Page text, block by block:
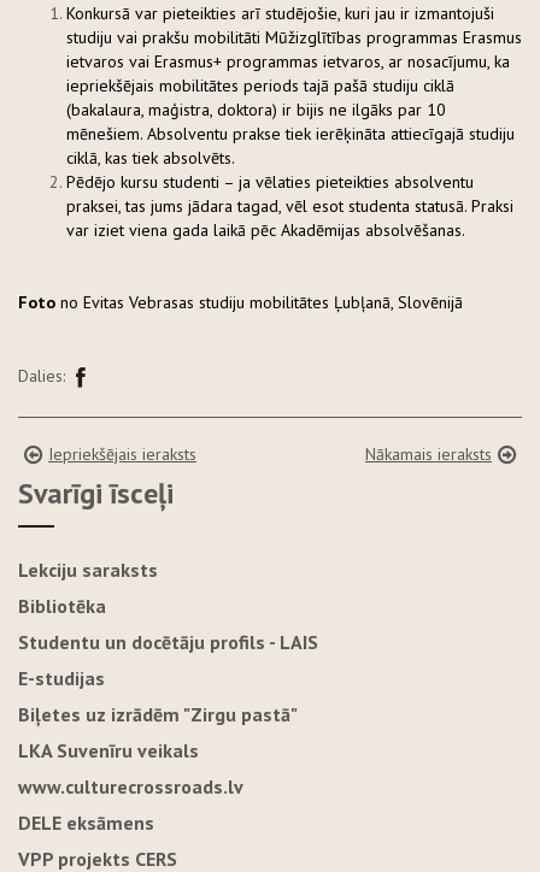
Konkursā var pieteikties arī studējošie, kuri jau ir izmantojuši
studiju vai prakšu mobilitāti Mūžizglītības programmas Erasmus
ietvaros vai Erasmus+ programmas ietvaros, ar nosacījumu, ka
iepriekšējais mobilitātes periods tajā pašā studiju ciklā
(bakalaura, maģistra, doktora) ir bijis ne ilgāks par 10
mēnešiem. Absolventu prakse tiek ierēķināta attiecīgajā studiju
ciklā, kas tiek absolvēts.
Pēdējo kursu studenti – ja vēlaties pieteikties absolventu
praksei, tas jums jādara tagad, vēl esot studenta statusā. Praksi
var iziet viena gada laikā pēc Akadēmijas absolvēšanas.
Foto no Evitas Vebrasas studiju mobilitātes Ļubļanā, Slovēnijā
Dalies:
Iepriekšējais ieraksts Nākamais ieraksts
Svarīgi īsceļi
Lekciju saraksts
Bibliotēka
Studentu un docētāju profils - LAIS
E-studijas
Biļetes uz izrādēm "Zirgu pastā"
LKA Suvenīru veikals
www.culturecrossroads.lv
DELE eksāmens
VPP projekts CERS